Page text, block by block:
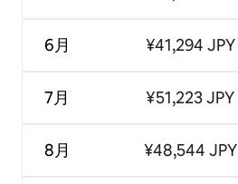
6月
7月
8月
¥41,294 JPY
¥51,223 JPY
¥48,544 JPY